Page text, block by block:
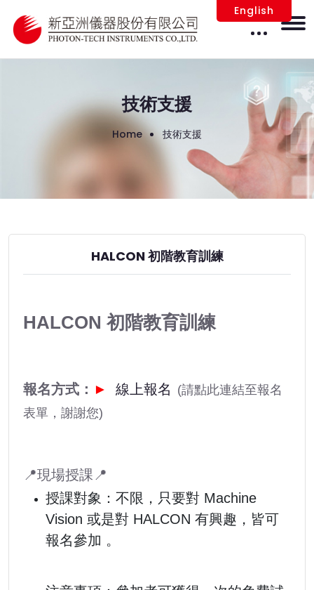
English
技術支援
Home 技術支援
HALCON 初階教育訓練
HALCON 初階教育訓練
報名方式： ► 線上報名 (請點此連結至報名
表單，謝謝您)
📍現場授課📍
授課對象：不限，只要對 Machine
Vision 或是對 HALCON 有興趣，皆可
報名參加 。